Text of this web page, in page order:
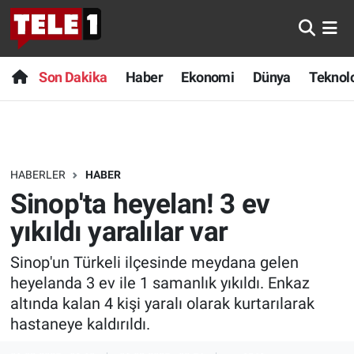
Son Dakika Haber Ekonomi Dünya
HABERLER HABER
Sinop'ta heyelan! 3 ev
yıkıldı yaralılar var
Sinop'un Türkeli ilçesinde meydana gelen
heyelanda 3 ev ile 1 samanlık yıkıldı. Enkaz
altında kalan 4 kişi yaralı olarak kurtarılarak
hastaneye kaldırıldı.
Anında Manşet
Başka Sohbetler
Bilim turu
Bilim ve Teknoloji Evreni
Doğa Konuşuyor
Dünya
Son Dakika
Haber
Dünya
Teknoloji
Sağlık
Spor
Nöbetçi Eczaneler
Hava Durumu
Trafik Durumu
Süper Lig Puan Durumu ve Fikstür
Tüm Manşetler
Son Dakika Haberleri